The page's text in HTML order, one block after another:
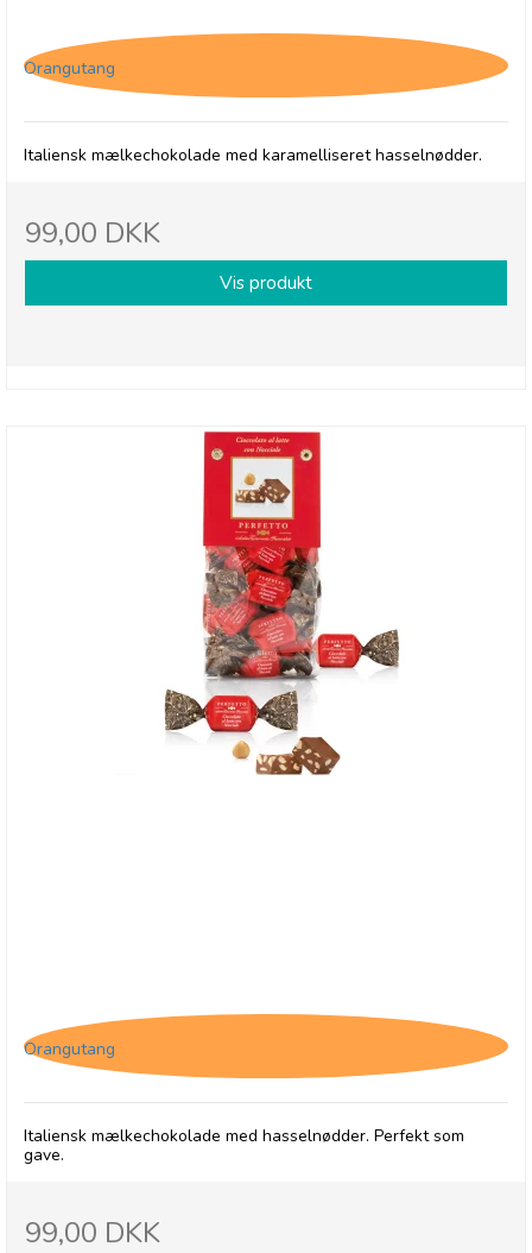
Orangutang
Italiensk mælkechokolade med karamelliseret hasselnødder.
99,00 DKK
Vis produkt
Orangutang
Italiensk mælkechokolade med hasselnødder. Perfekt som
gave.
99,00 DKK